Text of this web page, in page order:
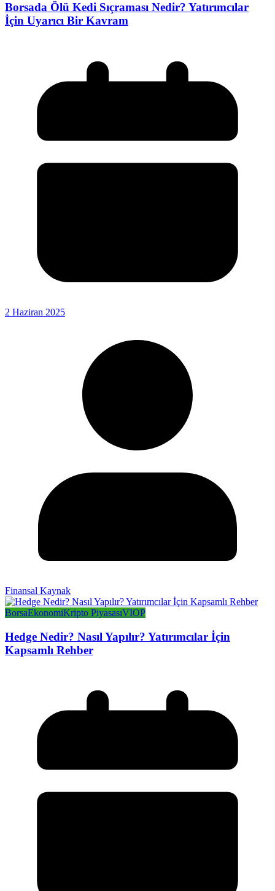
Borsada Ölü Kedi Sıçraması Nedir? Yatırımcılar
İçin Uyarıcı Bir Kavram
2 Haziran 2025
Finansal Kaynak
BorsaEkonomiKripto PiyasasıVIOP
Hedge Nedir? Nasıl Yapılır? Yatırımcılar İçin
Kapsamlı Rehber